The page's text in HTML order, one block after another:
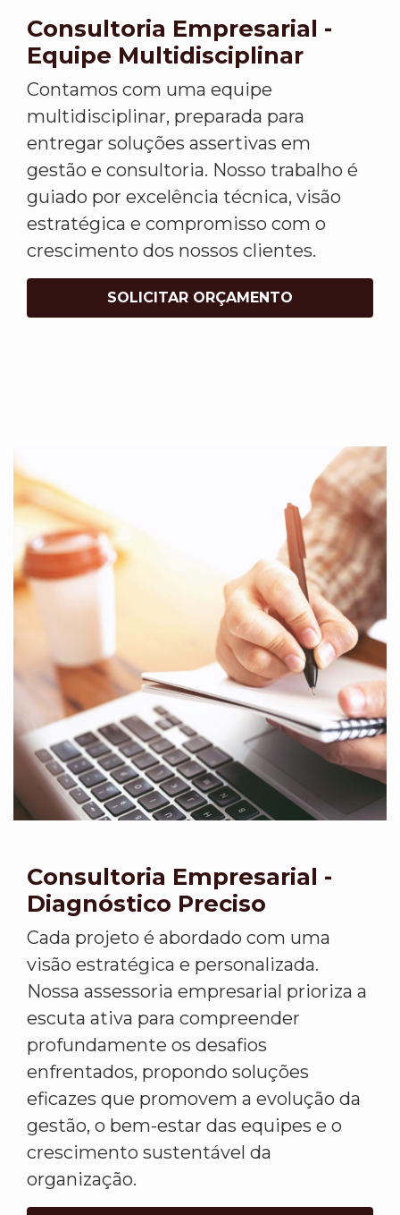
Consultoria Empresarial -
Equipe Multidisciplinar
Contamos com uma equipe
multidisciplinar, preparada para
entregar soluções assertivas em
gestão e consultoria. Nosso trabalho é
guiado por excelência técnica, visão
estratégica e compromisso com o
crescimento dos nossos clientes.
SOLICITAR ORÇAMENTO
Consultoria Empresarial -
Diagnóstico Preciso
Cada projeto é abordado com uma
visão estratégica e personalizada.
Nossa assessoria empresarial prioriza a
escuta ativa para compreender
profundamente os desafios
enfrentados, propondo soluções
eficazes que promovem a evolução da
gestão, o bem-estar das equipes e o
crescimento sustentável da
organização.